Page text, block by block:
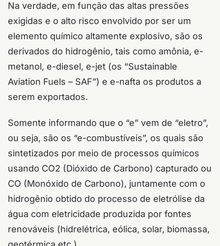
Na verdade, em função das altas pressões
exigidas e o alto risco envolvido por ser um
elemento químico altamente explosivo, são os
derivados do hidrogênio, tais como amônia, e-
metanol, e-diesel, e-jet (os “Sustainable
Aviation Fuels – SAF”) e e-nafta os produtos a
serem exportados.
Somente informando que o “e” vem de “eletro”,
ou seja, são os “e-combustíveis”, os quais são
sintetizados por meio de processos químicos
usando CO2 (Dióxido de Carbono) capturado ou
CO (Monóxido de Carbono), juntamente com o
hidrogênio obtido do processo de eletrólise da
água com eletricidade produzida por fontes
renováveis (hidrelétrica, eólica, solar, biomassa,